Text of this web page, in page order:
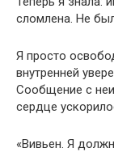
сломлена. Не
Я просто
внутренней
Сообщение с
сердце
«Вивьен. Я